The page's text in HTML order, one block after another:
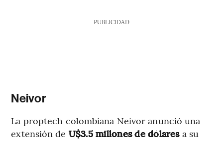
PUBLICIDAD
Neivor
La proptech colombiana Neivor anunció una
extensión de U$3.5 millones de dólaresa su